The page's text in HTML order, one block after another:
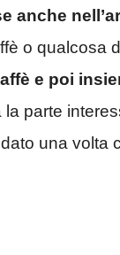
anche
o qualcosa
e poi
parte
una volta